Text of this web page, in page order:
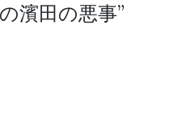
濱田の悪事”